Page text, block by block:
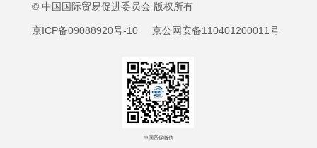
© 中国国际贸易促进委员会 版权所有
京ICP备09088920号-10 京公网安备110401200011号
中国贸促微信